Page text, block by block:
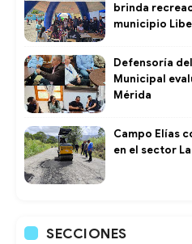
brinda
municipio
Defensoría
Municipal
Mérida
Campo Elías
en el sector
SECCIONES